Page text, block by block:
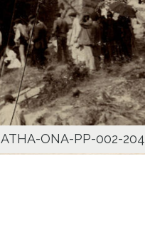
ATHA-ONA-PP-002-204